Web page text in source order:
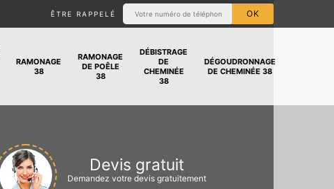
ÊTRE RAPPELÉ
RAMONAGE
38
RAMONAGE
DE POÊLE
38
DÉBISTRAGE
DE
CHEMINÉE
38
DÉGOUDRONNAGE
DE CHEMINÉE 38
Devis gratuit
Demandez votre devis gratuitement